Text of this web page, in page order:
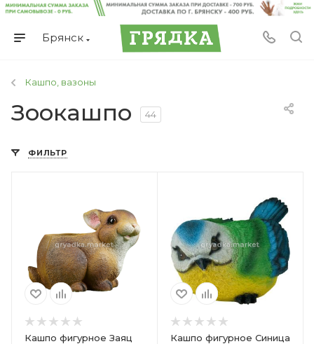
Брянск
Кашпо, вазоны
Зоокашпо 44
ФИЛЬТР
Кашпо фигурное Заяц
Кашпо фигурное Синица